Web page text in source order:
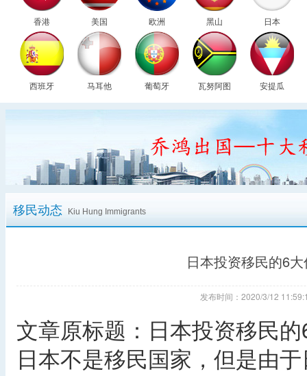
香港 美国 欧洲 黑山 日本
西班牙 马耳他 葡萄牙 瓦努阿图 安提瓜
移民动态 Kiu Hung Immigrants
日本投资移民的6
发布时间：2020/3/12
文章原标题：日本投资移民
日本不是移民国家，但是由